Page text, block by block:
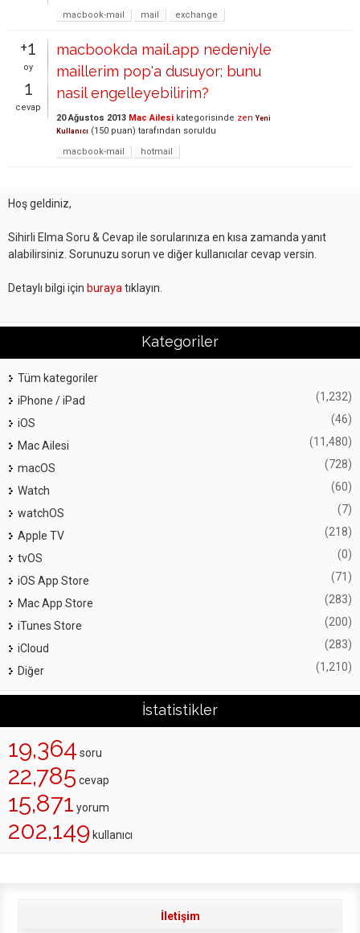
macbook-mail
mail exchange
+1
oy
1
cevap
macbookda mail.app nedeniyle
maillerim pop'a dusuyor; bunu
nasil engelleyebilirim?
20 Ağustos 2013 Mac Ailesi kategorisinde zen Yeni
Kullanıcı (150 puan) tarafından soruldu
macbook-mail
hotmail
Hoş geldiniz,
Sihirli Elma Soru & Cevap ile sorularınıza en kısa zamanda yanıt
alabilirsiniz. Sorunuzu sorun ve diğer kullanıcılar cevap versin.
Detaylı bilgi için buraya tıklayın.
Kategoriler
Tüm kategoriler
iPhone / iPad
(1,232)
iOS (46)
Mac Ailesi (11,480)
macOS (728)
Watch (60)
watchOS (7)
Apple TV (218)
tvOS (0)
iOS App Store (71)
Mac App Store (283)
iTunes Store (200)
iCloud (283)
Diğer (1,210)
İstatistikler
19,364 soru
22,785 cevap
15,871 yorum
202,149 kullanıcı
İletişim